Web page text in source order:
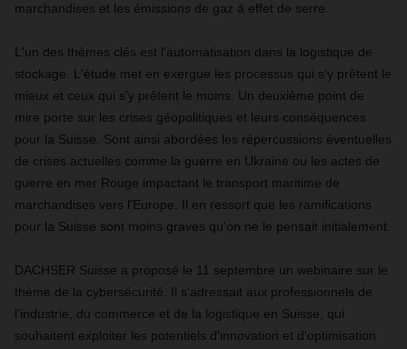
marchandises et les émissions de gaz à effet de serre.
L'un des thèmes clés est l'automatisation dans la logistique de
stockage. L'étude met en exergue les processus qui s'y prêtent le
mieux et ceux qui s'y prêtent le moins. Un deuxième point de
mire porte sur les crises géopolitiques et leurs conséquences
pour la Suisse. Sont ainsi abordées les répercussions éventuelles
de crises actuelles comme la guerre en Ukraine ou les actes de
guerre en mer Rouge impactant le transport maritime de
marchandises vers l'Europe. Il en ressort que les ramifications
pour la Suisse sont moins graves qu'on ne le pensait initialement.
DACHSER Suisse a proposé le 11 septembre un webinaire sur le
thème de la cybersécurité. Il s'adressait aux professionnels de
l'industrie, du commerce et de la logistique en Suisse, qui
souhaitent exploiter les potentiels d'innovation et d'optimisation